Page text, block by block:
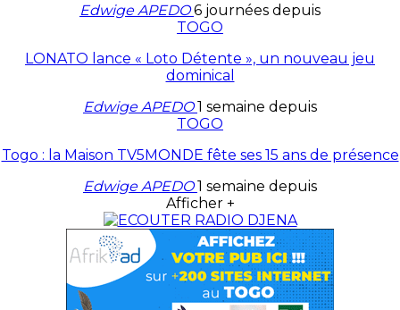
Edwige APEDO6 journées depuis
TOGO
LONATO lance « Loto Détente », un nouveau jeu
dominical
Edwige APEDO1 semaine depuis
TOGO
Togo : la Maison TV5MONDE fête ses 15 ans de présence
Edwige APEDO1 semaine depuis
Afficher +